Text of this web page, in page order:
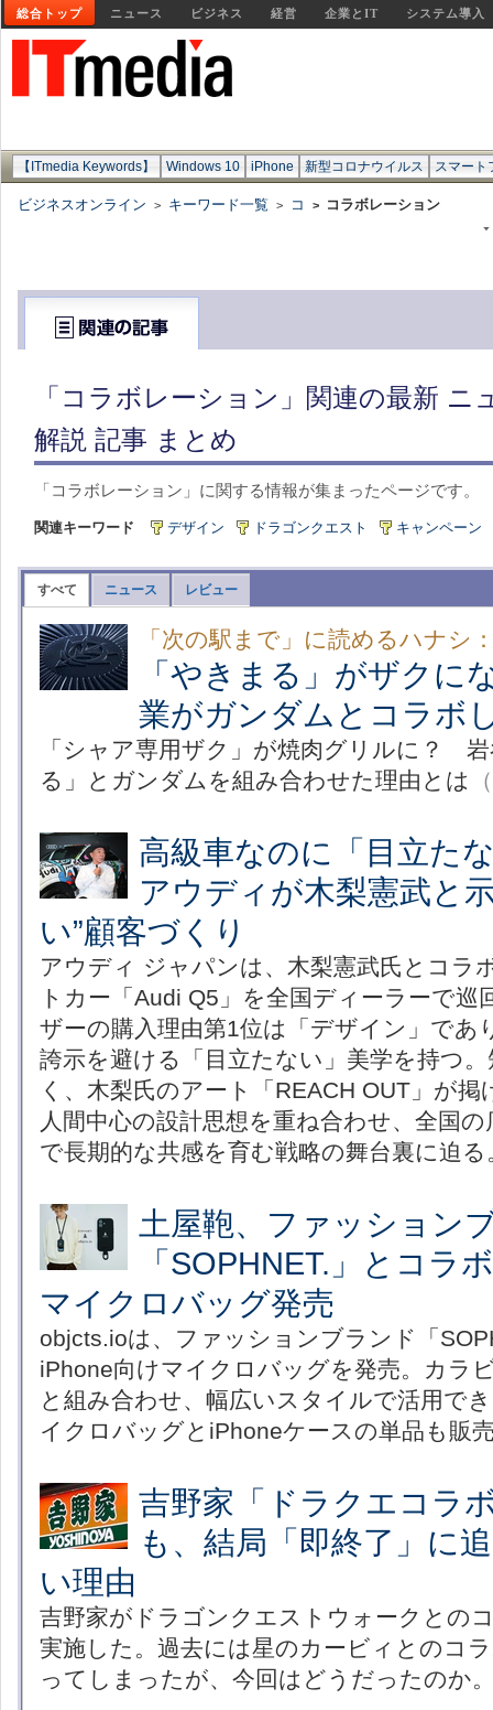
総合トップ ニュース ビジネス 経営 企業とIT システム導入
【ITmedia Keywords】 Windows 10 iPhone 新型コロナウイルス スマート
ビジネスオンライン > キーワード一覧 > コ > コラボレーション
「コラボレーション」関連の最新 ニ
解説 記事 まとめ
「コラボレーション」に関する情報が集まったページです。
関連キーワード デザイン ドラゴンクエスト キャンペーン
すべて ニュース レビュー
「次の駅まで」に読めるハナシ
「やきまる」がザク
業がガンダムとコラボ
「シャア専用ザク」が焼肉グリルに？
る」とガンダムを組み合わせた理由とは
高級車なのに「目立
アウディが木梨憲武と
い”顧客づくり
アウディ ジャパンは、木梨憲武氏とコラ
トカー「Audi Q5」を全国ディーラーで巡
ザーの購入理由第1位は「デザイン」であ
誇示を避ける「目立たない」美学を持つ
く、木梨氏のアート「REACH OUT」が
人間中心の設計思想を重ね合わせ、全国
で長期的な共感を育む戦略の舞台裏に迫る
土屋鞄、ファッション
「SOPHNET.」とコラ
マイクロバッグ発売
objcts.ioは、ファッションブランド「
iPhone向けマイクロバッグを発売。カラ
と組み合わせ、幅広いスタイルで活用で
イクロバッグとiPhoneケースの単品も販
吉野家「ドラクエコラ
も、結局「即終了」に
い理由
吉野家がドラゴンクエストウォークとの
実施した。過去には星のカービィとのコ
ってしまったが、今回はどうだったのか